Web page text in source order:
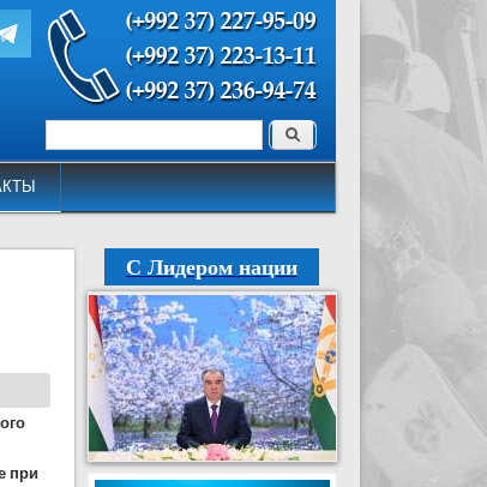
Форма поиска Поиск
при
С Лидером нации